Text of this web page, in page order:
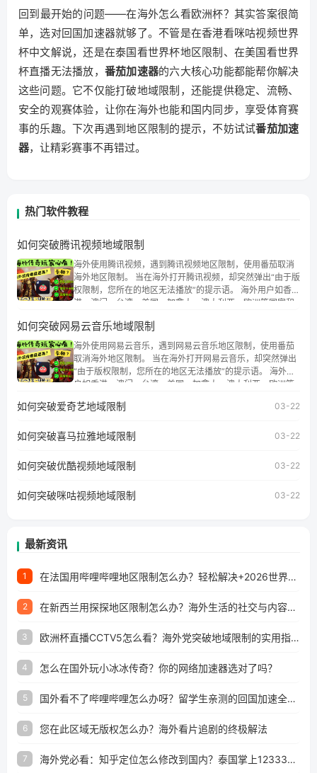
回到最开始的问题——在海外怎么看欧洲杯？其实答案很简
单，选对回国加速器就够了。不管是在香港看咪咕视频世界
杯中文解说，还是在泰国看世界杯地区限制、在美国看世界
杯直播无法播放， 番茄加速器的六大核心功能都能帮你解决
这些问题。它不仅能打破地域限制，还能提供稳定、流畅、
安全的观赛体验，让你在海外也能和国内同步，享受体育赛
事的乐趣。下次再遇到地区限制的提示，不妨试试番茄加速
器，让精彩赛事不再错过。
热门软件教程
如何突破腾讯视频地域限制
海外使用腾讯视频，遇到腾讯视频地区限制，使用番茄取消
海外地区限制。 当在海外打开腾讯视频，却突然弹出“由于版
权限制，您所在的地区无法播放”的提示语。 海外用户如香
港、澳门、台湾、美国、加拿大、澳大利亚、欧洲等国家和
权限制问题，且仅能在中国大陆地区播放。 遇到这个问题的
朋友们，使用番茄回国加速器，即可解决「海外用户收听腾
讯视频地区版权限制」的问题，无论人在香港、澳门、台
湾、美国、加拿大、澳大利亚、欧洲等国家和地区工作、留
学、定居等，都可以使用，不再因地区和版权限制所困扰。
如何突破网易云音乐地域限制
海外使用网易云音乐，遇到网易云音乐地区限制，使用番茄
取消海外地区限制。 当在海外打开网易云音乐，却突然弹出
“由于版权限制，您所在的地区无法播放”的提示语。 海外用
户如香港、澳门、台湾、美国、加拿大、澳大利亚、欧洲等
地区及版权限制问题，且仅能在中国大陆地区播放。 遇到这
户收听网易云音乐地区版权限制」的问题，无论人在香港、
工作、留学、定居等，都可以使用，不再因地区和版权限制
所困扰。
如何突破爱奇艺地域限制 03-22
如何突破喜马拉雅地域限制 03-22
如何突破优酷视频地域限制 03-22
如何突破咪咕视频地域限制 03-22
最新资讯
1 在法国用哔哩哔哩地区限制怎么办？轻松解决+2026世界杯看球攻略
2 在新西兰用探探地区限制怎么办？海外生活的社交与内容之困
3 欧洲杯直播CCTV5怎么看？海外党突破地域限制的实用指南
4 怎么在国外玩小冰冰传奇？你的网络加速器选对了吗？
5 国外看不了哔哩哔哩怎么办呀？留学生亲测的回国加速全攻略（含酷我音乐渤海银行解决方法）
6 您在此区域无版权怎么办？海外看片追剧的终极解法
7 海外党必看：知乎定位怎么修改到国内？泰国掌上12333、印度天府通难题全解决！